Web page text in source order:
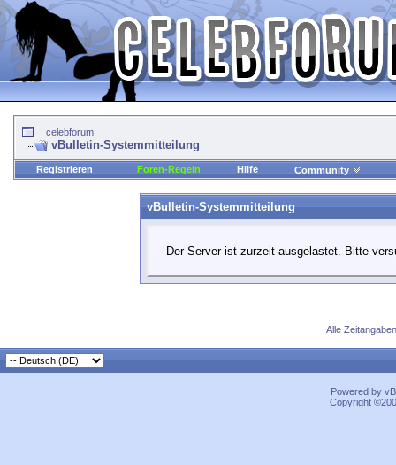
celebforum
vBulletin-Systemmitteilung
Registrieren Foren-Regeln Hilfe Community
vBulletin-Systemmitteilung
Der Server ist zurzeit ausgelastet. Bitte
Alle
Powered by
Copyright